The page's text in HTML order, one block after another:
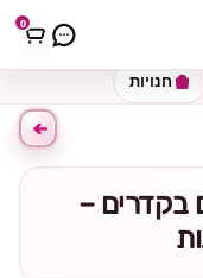
0
חנויות
בקדרים –